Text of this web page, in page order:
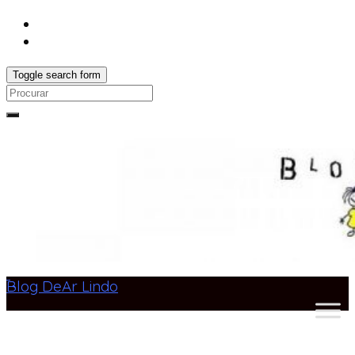
Toggle search form
Search
Blog DeAr Lindo